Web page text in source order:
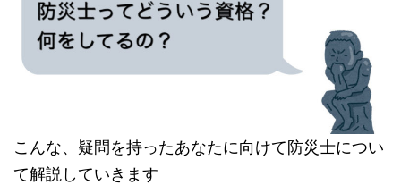
こんな、疑問を持ったあなたに向けて防災士につい
て解説していきます